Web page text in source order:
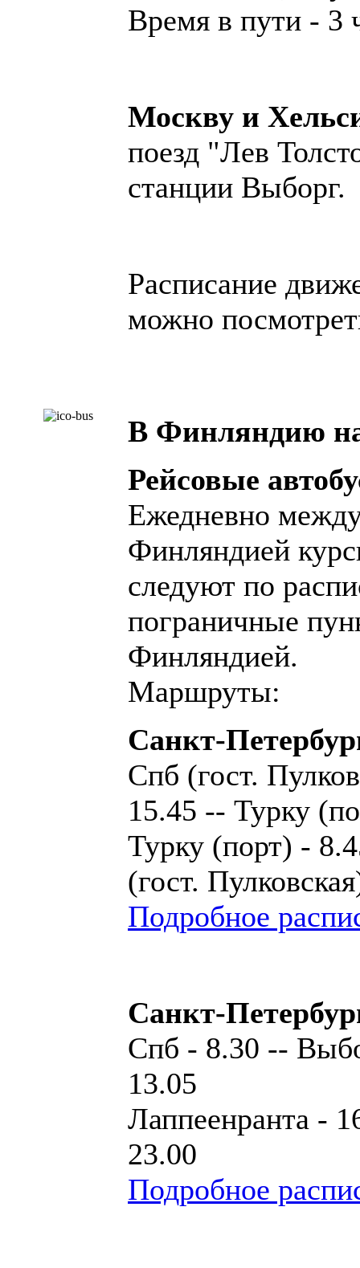
Время в пути - 3
Москву и
поезд "Лев
станции Выборг.
Расписание
можно
В Финляндию на
Рейсовые
Ежедневно
Финляндией
следуют по
пограничные
Финляндией.
Маршруты:
Санкт-
Спб (гост.
15.45 -- Турку
Турку (порт) -
(гост.
Подробное
Санкт-
Спб - 8.30 --
13.05
Лаппеенранта -
23.00
Подробное